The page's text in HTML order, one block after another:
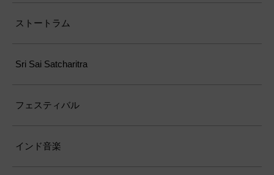
ストートラム
Sri Sai Satcharitra
フェスティバル
インド音楽